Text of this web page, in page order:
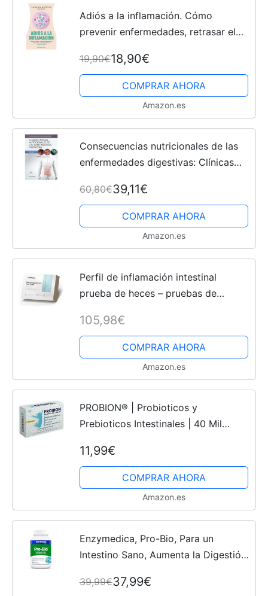
Adiós a la inflamación. Cómo
prevenir enfermedades, retrasar el
(HarperCollins) Español
19,90€18,90€
COMPRAR AHORA
Amazon.es
Consecuencias nutricionales de las
enfermedades digestivas: Clínicas
Gastroenterología y Hepatología
vol.11
60,80€39,11€
COMPRAR AHORA
Amazon.es
Perfil de inflamación intestinal
prueba de heces – pruebas de
gástrico, diarrea y leaky bien –
prueba de inflamación...
105,98€
COMPRAR AHORA
Amazon.es
PROBION® | Probioticos y
Prebioticos Intestinales | 40 Mil
Vitaminas + Bambú y Manzanilla
contra los gases intestinales |...
11,99€
COMPRAR AHORA
Amazon.es
Enzymedica, Pro-Bio, Para un
Intestino Sano, Aumenta la Digestión
Hinchazón y los Gases, Con más de
39,99€37,99€